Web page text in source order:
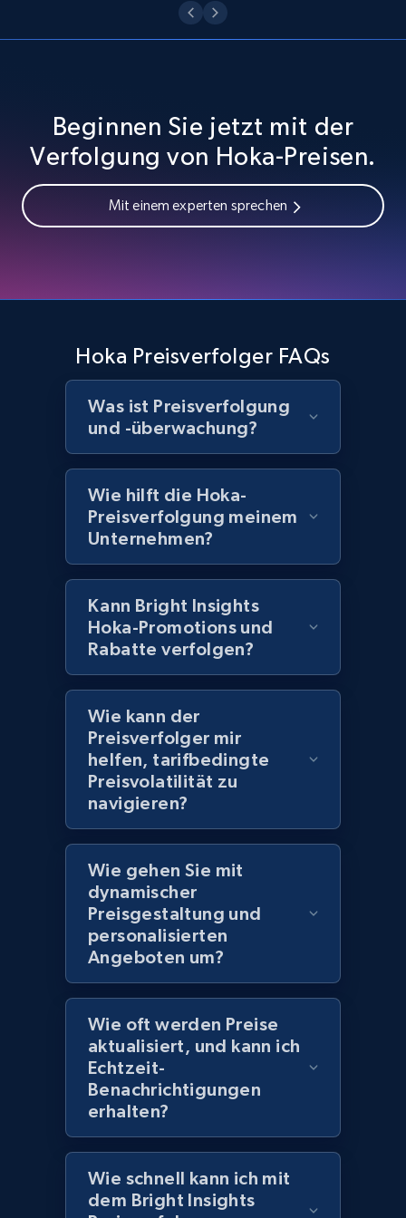
URL, Domain, Country code, Model number,
Home Depot US - Discover products by
specified URL
Home Depot US - Discover products by
URL, Domain, Country code, Model number,
Sku, Product id, Product name, Manufacturer,
and more.
Home Depot US - Discovery products by
specific category URL
URL, Domain, Country code, Model number,
Sku, Product id, Product name, Manufacturer,
and more.
2.1K+ 355+ Jetzt anfangen
Amazon products global dataset
Title, Seller name, Brand, Description, Initial
price, Currency, Availability, Reviews count, and
Amazon products global dataset - Collects
products by specific category URL
Title, Seller name, Brand, Description, Initial
price, Currency, Availability, Reviews count, and
Beginnen Sie jetzt mit der
Verfolgung von Hoka-Preisen.
Mit einem experten sprechen
Hoka Preisverfolger FAQs
Was ist Preisverfolgung
und -überwachung?
Wie hilft die Hoka-
Preisverfolgung meinem
Unternehmen?
Kann Bright Insights
Hoka-Promotions und
Rabatte verfolgen?
Wie kann der
Preisverfolger mir
helfen, tarifbedingte
Preisvolatilität zu
navigieren?
Wie gehen Sie mit
dynamischer
Preisgestaltung und
personalisierten
Angeboten um?
Wie oft werden Preise
aktualisiert, und kann ich
Echtzeit-
Benachrichtigungen
erhalten?
Wie schnell kann ich mit
dem Bright Insights